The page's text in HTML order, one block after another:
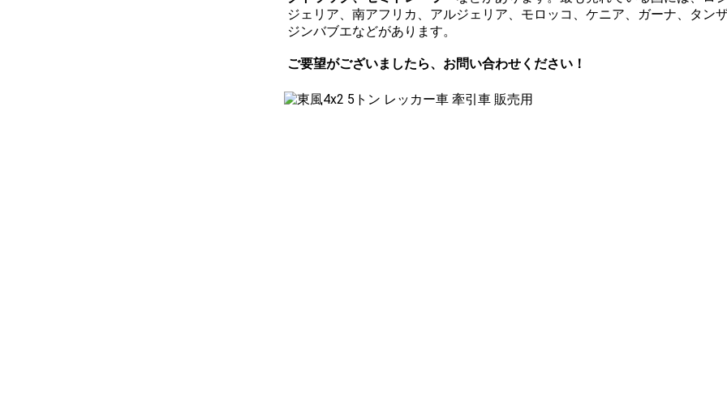
ジェリア、南アフリカ、アルジェリア、モロッコ、ケニア、ガーナ、タン
ジンバブエなどがあります。
ご要望がございましたら、お問い合わせください！